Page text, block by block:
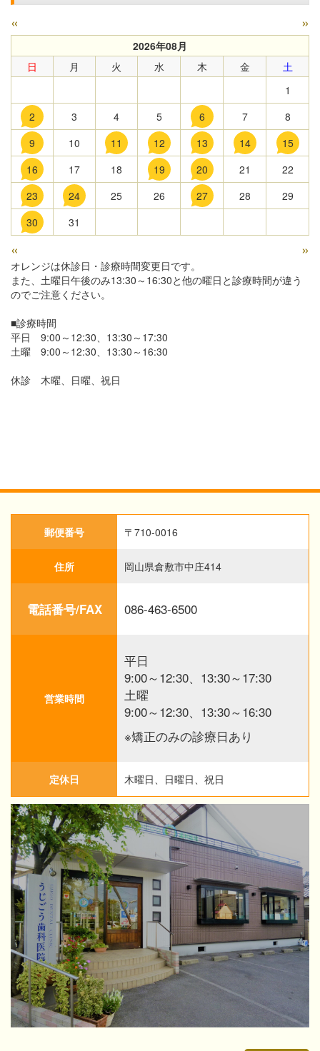
« »
2026年08月
日
月 火 水 木 金
土
1
2
3 4 5 6 7
8
9
10 11 12 13 14
15
16
17 18 19 20 21
22
23
24 25 26 27 28
29
30
31
« »
オレンジは休診日・診療時間変更日です。
また、土曜日午後のみ13:30～16:30と他の曜日と診療時間が違う
のでご注意ください。
■診療時間
平日 9:00～12:30、13:30～17:30
土曜 9:00～12:30、13:30～16:30
休診 木曜、日曜、祝日
郵便番号 〒710-0016
住所 岡山県倉敷市中庄414
電話番号/FAX 086-463-6500
営業時間
平日
9:00～12:30、13:30～17:30
土曜
9:00～12:30、13:30～16:30
※矯正のみの診療日あり
定休日 木曜日、日曜日、祝日